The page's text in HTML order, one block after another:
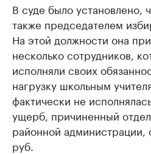
В суде было установлено,
также председателем
На этой должности она
несколько сотрудников,
исполняли своих
нагрузку школьным
фактически не
ущерб, причиненный
районной администрации,
руб.